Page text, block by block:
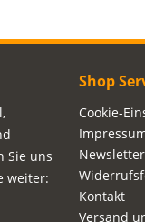
Sie uns
weiter:
Shop
Cookie-
Newsletter
Kontakt
Versand